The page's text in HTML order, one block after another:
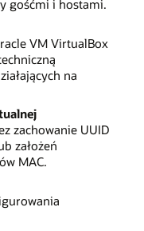
gośćmi i hostami.
VM VirtualBox
na
zachowanie UUID
założeń
MAC.